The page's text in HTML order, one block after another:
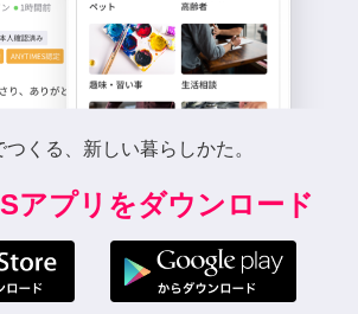
つくる、新しい暮らしかた。
アプリをダウンロード